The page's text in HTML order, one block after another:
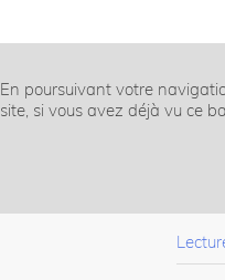
En poursuivant votre
site, si vous avez déjà vu ce